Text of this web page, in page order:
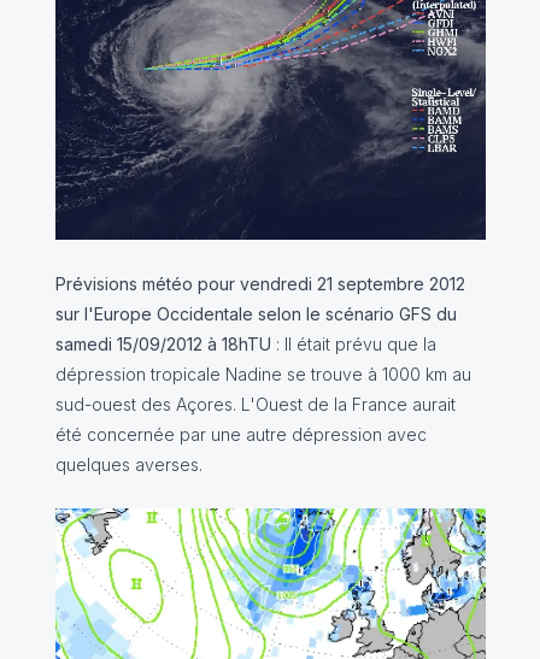
Prévisions météo pour vendredi 21 septembre 2012
sur l'Europe Occidentale selon le scénario GFS du
samedi 15/09/2012 à 18hTU : Il était prévu que la
dépression tropicale Nadine se trouve à 1000 km au
sud-ouest des Açores. L'Ouest de la France aurait
été concernée par une autre dépression avec
quelques averses.